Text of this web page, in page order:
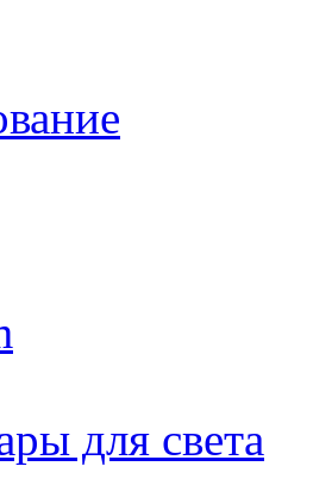
для света